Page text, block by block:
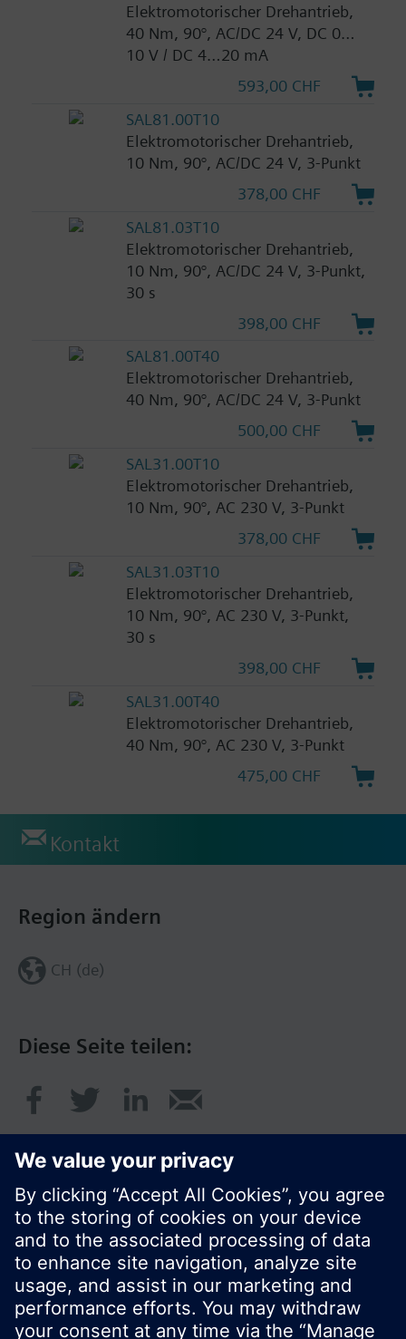
Elektromotorischer Drehantrieb,
40 Nm, 90°, AC/DC 24 V, DC 0…
10 V / DC 4…20 mA
593,00 CHF
SAL81.00T10
Elektromotorischer Drehantrieb,
10 Nm, 90°, AC/DC 24 V, 3-Punkt
378,00 CHF
SAL81.03T10
Elektromotorischer Drehantrieb,
10 Nm, 90°, AC/DC 24 V, 3-Punkt,
30 s
398,00 CHF
SAL81.00T40
Elektromotorischer Drehantrieb,
40 Nm, 90°, AC/DC 24 V, 3-Punkt
500,00 CHF
SAL31.00T10
Elektromotorischer Drehantrieb,
10 Nm, 90°, AC 230 V, 3-Punkt
378,00 CHF
SAL31.03T10
Elektromotorischer Drehantrieb,
10 Nm, 90°, AC 230 V, 3-Punkt,
30 s
398,00 CHF
SAL31.00T40
Elektromotorischer Drehantrieb,
40 Nm, 90°, AC 230 V, 3-Punkt
475,00 CHF
Kontakt
Diese Seite teilen:
Region ändern
CH (de)
© Siemens Schweiz AG 2017
Produktangebot und Preise können pro Land
variieren.